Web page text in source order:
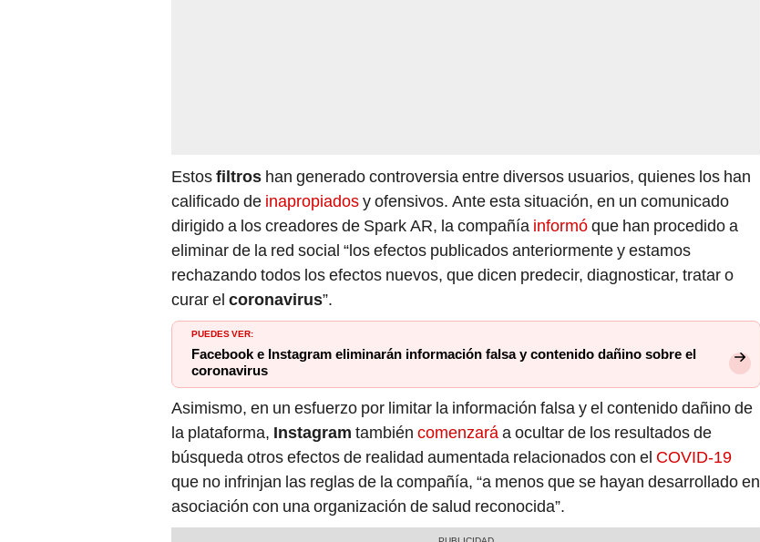
Estosfiltros han generado controversia entre diversos usuarios, quienes los han
calificado de inapropiadosy ofensivos. Ante esta situación, en un comunicado
dirigido a los creadores de Spark AR, la compañía informóque han procedido a
eliminar de la red social “los efectos publicados anteriormente y estamos
rechazando todos los efectos nuevos, que dicen predecir, diagnosticar, tratar o
curar el coronavirus”.
PUEDES VER:
Facebook e Instagram eliminarán información falsa y contenido dañino sobre el
coronavirus
Asimismo, en un esfuerzo por limitar la información falsa y el contenido dañino de
la plataforma, Instagram también comenzaráa ocultar de los resultados de
búsqueda otros efectos de realidad aumentada relacionados con el COVID-19
que no infrinjan las reglas de la compañía, “a menos que se hayan desarrollado en
asociación con una organización de salud reconocida”.